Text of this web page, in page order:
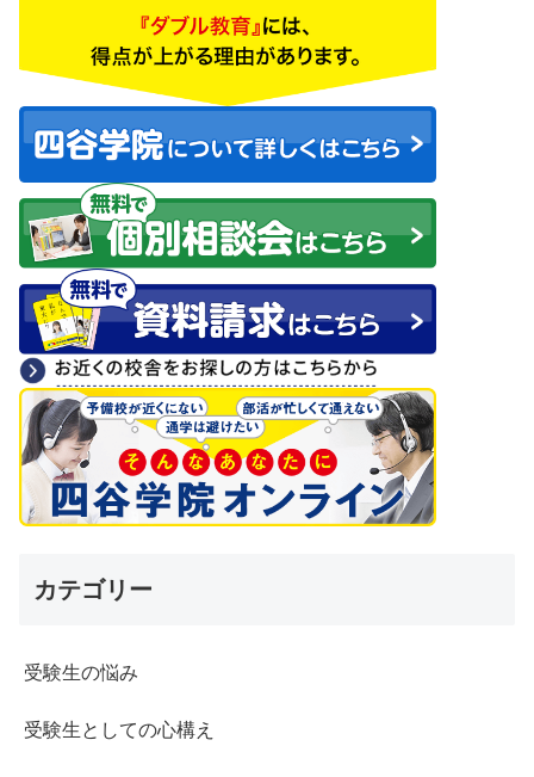
カテゴリー
受験生の悩み
受験生としての心構え